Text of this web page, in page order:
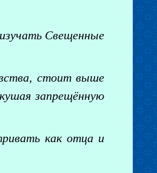
Свещенные
стоит выше
запрещённую
как отца и